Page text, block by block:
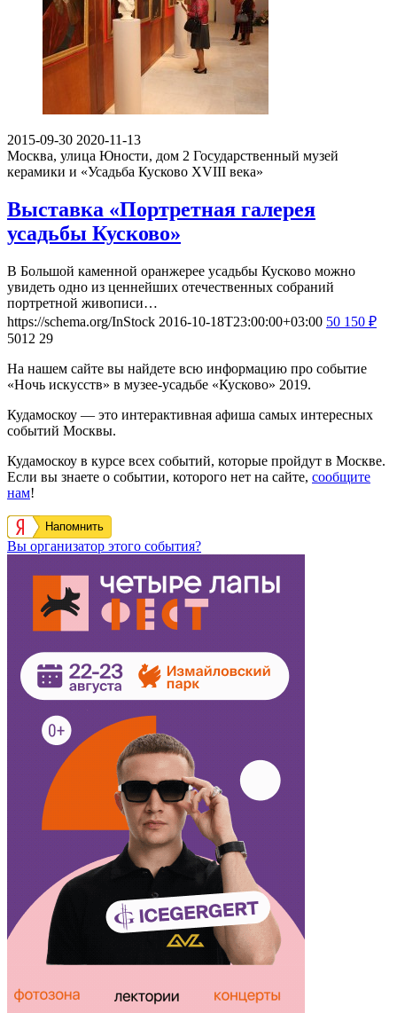
2015-09-30 2020-11-13
Москва, улица Юности, дом 2 Государственный музей
керамики и «Усадьба Кусково XVIII века»
Выставка «Портретная галерея
усадьбы Кусково»
В Большой каменной оранжерее усадьбы Кусково можно
увидеть одно из ценнейших отечественных собраний
портретной живописи…
https://schema.org/InStock 2016-10-18T23:00:00+03:00 50 150 ₽
5012 29
На нашем сайте вы найдете всю информацию про событие
«Ночь искусств» в музее-усадьбе «Кусково» 2019.
Кудамоскоу — это интерактивная афиша самых интересных
событий Москвы.
Кудамоскоу в курсе всех событий, которые пройдут в Москве.
Если вы знаете о событии, которого нет на сайте, сообщите
нам!
Напомнить
Вы организатор этого события?